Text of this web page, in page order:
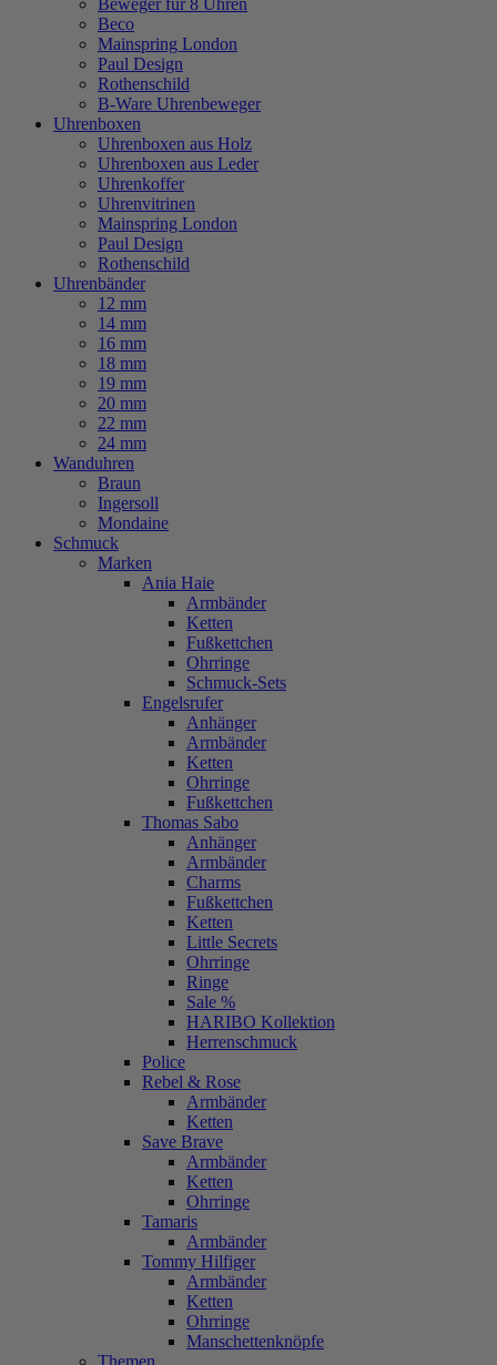
Beweger für 8 Uhren
Beco
Mainspring London
Paul Design
Rothenschild
B-Ware Uhrenbeweger
Uhrenboxen
Uhrenboxen aus Holz
Uhrenboxen aus Leder
Uhrenkoffer
Uhrenvitrinen
Mainspring London
Paul Design
Rothenschild
Uhrenbänder
12 mm
14 mm
16 mm
18 mm
19 mm
20 mm
22 mm
24 mm
Wanduhren
Braun
Ingersoll
Mondaine
Schmuck
Marken
Ania Haie
Armbänder
Ketten
Fußkettchen
Ohrringe
Schmuck-Sets
Engelsrufer
Anhänger
Armbänder
Ketten
Ohrringe
Fußkettchen
Thomas Sabo
Anhänger
Armbänder
Charms
Fußkettchen
Ketten
Little Secrets
Ohrringe
Ringe
Sale %
HARIBO Kollektion
Herrenschmuck
Police
Rebel & Rose
Armbänder
Ketten
Save Brave
Armbänder
Ketten
Ohrringe
Tamaris
Armbänder
Tommy Hilfiger
Armbänder
Ketten
Ohrringe
Manschettenknöpfe
Themen